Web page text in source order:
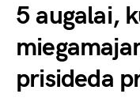
5 augalai,
prisideda